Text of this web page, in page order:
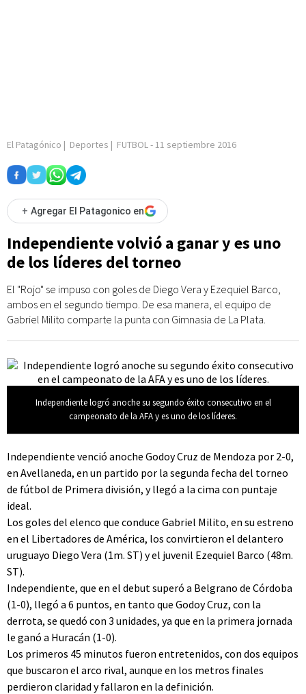
El Patagónico | Deportes | FUTBOL- 11 septiembre 2016
+ Agregar El Patagonico en
Independiente volvió a ganar y es uno
de los líderes del torneo
El "Rojo" se impuso con goles de Diego Vera y Ezequiel Barco,
ambos en el segundo tiempo. De esa manera, el equipo de
Gabriel Milito comparte la punta con Gimnasia de La Plata.
Independiente logró anoche su segundo éxito consecutivo en el
campeonato de la AFA y es uno de los líderes.
Independiente venció anoche Godoy Cruz de Mendoza por 2-0,
en Avellaneda, en un partido por la segunda fecha del torneo
de fútbol de Primera división, y llegó a la cima con puntaje
ideal.
Los goles del elenco que conduce Gabriel Milito, en su estreno
en el Libertadores de América, los convirtieron el delantero
uruguayo Diego Vera (1m. ST) y el juvenil Ezequiel Barco (48m.
ST).
Independiente, que en el debut superó a Belgrano de Córdoba
(1-0), llegó a 6 puntos, en tanto que Godoy Cruz, con la
derrota, se quedó con 3 unidades, ya que en la primera jornada
le ganó a Huracán (1-0).
Los primeros 45 minutos fueron entretenidos, con dos equipos
que buscaron el arco rival, aunque en los metros finales
perdieron claridad y fallaron en la definición.